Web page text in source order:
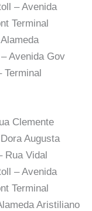
– Avenida
Terminal
Avenida Gov
Terminal
Clemente
Augusta
Rua Vidal
– Avenida
Terminal
Aristiliano